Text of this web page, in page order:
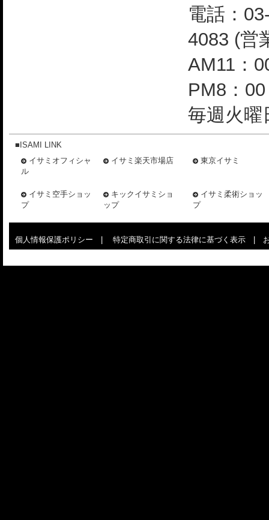
電話：
4083 (営
AM11：
PM8：
毎週火曜
■ISAMI LINK
イサミオフィシャ
ル
イサミ楽天市場店 東京イサミ
イサミ空手ショッ
プ
キックイサミショ
ップ
イサミ柔術ショッ
プ
個人情報保護ポリシー 特定商取引に関する法律に基づく表示